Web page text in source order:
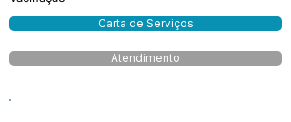
Carta de Serviços
Atendimento